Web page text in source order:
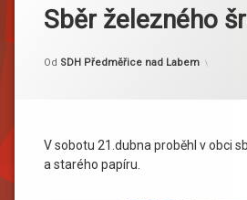
Sběr železného
Publikováno21. 4. 2018
Aktualizováno 25. 4. 2018
Od SDH Předměřice nad Labem
V sobotu 21.dubna proběhl v obci
a starého papíru.